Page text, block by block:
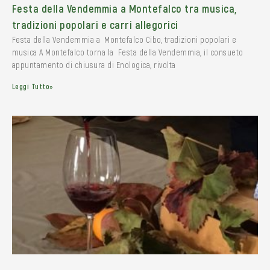
Festa della Vendemmia a Montefalco tra musica,
tradizioni popolari e carri allegorici
Festa della Vendemmia a Montefalco Cibo, tradizioni popolari e
musica A Montefalco torna la Festa della Vendemmia, il consueto
appuntamento di chiusura di Enologica, rivolta
Leggi Tutto»